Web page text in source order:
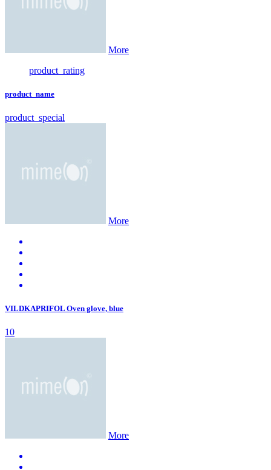
More
product_rating
product_name
product_special
More
VILDKAPRIFOL Oven glove, blue
10
More